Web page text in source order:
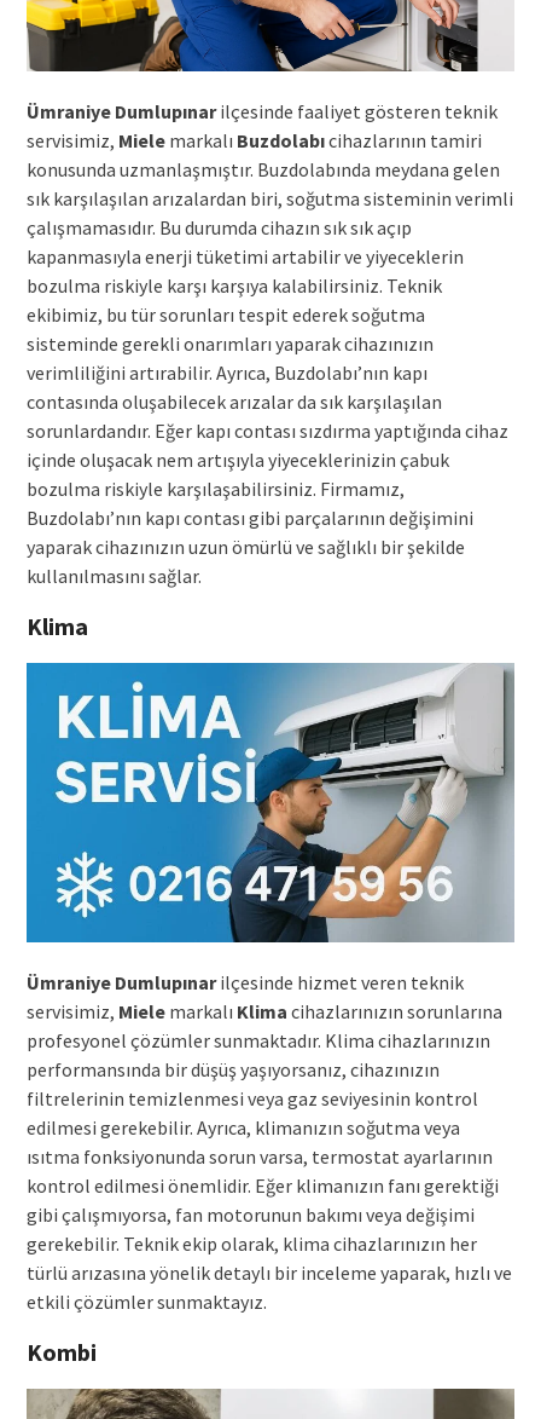
Ümraniye Dumlupınarilçesinde faaliyet gösteren teknik
servisimiz, Mielemarkalı Buzdolabıcihazlarının tamiri
konusunda uzmanlaşmıştır. Buzdolabında meydana gelen
sık karşılaşılan arızalardan biri, soğutma sisteminin verimli
çalışmamasıdır. Bu durumda cihazın sık sık açıp
kapanmasıyla enerji tüketimi artabilir ve yiyeceklerin
bozulma riskiyle karşı karşıya kalabilirsiniz. Teknik
ekibimiz, bu tür sorunları tespit ederek soğutma
sisteminde gerekli onarımları yaparak cihazınızın
verimliliğini artırabilir. Ayrıca, Buzdolabı’nın kapı
contasında oluşabilecek arızalar da sık karşılaşılan
sorunlardandır. Eğer kapı contası sızdırma yaptığında cihaz
içinde oluşacak nem artışıyla yiyeceklerinizin çabuk
bozulma riskiyle karşılaşabilirsiniz. Firmamız,
Buzdolabı’nın kapı contası gibi parçalarının değişimini
yaparak cihazınızın uzun ömürlü ve sağlıklı bir şekilde
kullanılmasını sağlar.
Klima
Ümraniye Dumlupınarilçesinde hizmet veren teknik
servisimiz, Mielemarkalı Klima cihazlarınızın sorunlarına
profesyonel çözümler sunmaktadır. Klima cihazlarınızın
performansında bir düşüş yaşıyorsanız, cihazınızın
filtrelerinin temizlenmesi veya gaz seviyesinin kontrol
edilmesi gerekebilir. Ayrıca, klimanızın soğutma veya
ısıtma fonksiyonunda sorun varsa, termostat ayarlarının
kontrol edilmesi önemlidir. Eğer klimanızın fanı gerektiği
gibi çalışmıyorsa, fan motorunun bakımı veya değişimi
gerekebilir. Teknik ekip olarak, klima cihazlarınızın her
türlü arızasına yönelik detaylı bir inceleme yaparak, hızlı ve
etkili çözümler sunmaktayız.
Kombi